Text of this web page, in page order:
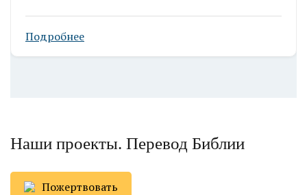
Подробнее
Наши проекты. Перевод Библии
Пожертвовать